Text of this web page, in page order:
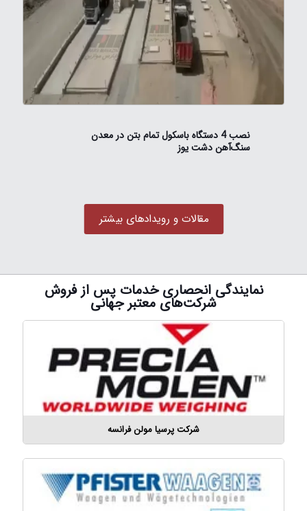
نصب 4 دستگاه باسکول‌ تمام بتن در معدن
سنگ‌آهن دشت یوز
مقالات و رویدادهای بیشتر
نمایندگی انحصاری خدمات پس از فروش
شرکت‌های معتبر جهانی
شرکت پرسیا مولن فرانسه